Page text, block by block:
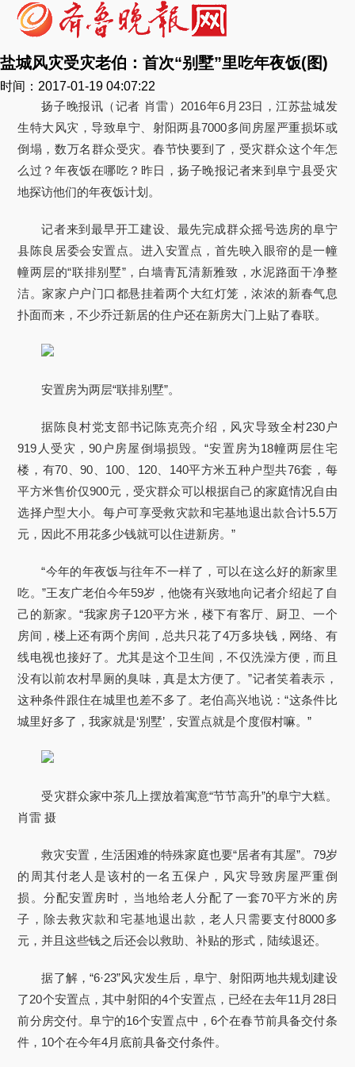
盐城风灾受灾老伯：首次“别墅”里吃年夜饭(图)
时间：2017-01-19 04:07:22
扬子晚报讯（记者 肖雷）2016年6月23日，江苏盐城发
生特大风灾，导致阜宁、射阳两县7000多间房屋严重损坏或
倒塌，数万名群众受灾。春节快要到了，受灾群众这个年怎
么过？年夜饭在哪吃？昨日，扬子晚报记者来到阜宁县受灾
地探访他们的年夜饭计划。
记者来到最早开工建设、最先完成群众摇号选房的阜宁
县陈良居委会安置点。进入安置点，首先映入眼帘的是一幢
幢两层的“联排别墅”，白墙青瓦清新雅致，水泥路面干净整
洁。家家户户门口都悬挂着两个大红灯笼，浓浓的新春气息
扑面而来，不少乔迁新居的住户还在新房大门上贴了春联。
安置房为两层“联排别墅”。
据陈良村党支部书记陈克亮介绍，风灾导致全村230户
919人受灾，90户房屋倒塌损毁。“安置房为18幢两层住宅
楼，有70、90、100、120、140平方米五种户型共76套，每
平方米售价仅900元，受灾群众可以根据自己的家庭情况自由
选择户型大小。每户可享受救灾款和宅基地退出款合计5.5万
元，因此不用花多少钱就可以住进新房。”
“今年的年夜饭与往年不一样了，可以在这么好的新家里
吃。”王友广老伯今年59岁，他饶有兴致地向记者介绍起了自
己的新家。“我家房子120平方米，楼下有客厅、厨卫、一个
房间，楼上还有两个房间，总共只花了4万多块钱，网络、有
线电视也接好了。尤其是这个卫生间，不仅洗澡方便，而且
没有以前农村旱厕的臭味，真是太方便了。”记者笑着表示，
这种条件跟住在城里也差不多了。老伯高兴地说：“这条件比
城里好多了，我家就是‘别墅’，安置点就是个度假村嘛。”
受灾群众家中茶几上摆放着寓意“节节高升”的阜宁大糕。
肖雷 摄
救灾安置，生活困难的特殊家庭也要“居者有其屋”。79岁
的周其付老人是该村的一名五保户，风灾导致房屋严重倒
损。分配安置房时，当地给老人分配了一套70平方米的房
子，除去救灾款和宅基地退出款，老人只需要支付8000多
元，并且这些钱之后还会以救助、补贴的形式，陆续退还。
据了解，“6·23”风灾发生后，阜宁、射阳两地共规划建设
了20个安置点，其中射阳的4个安置点，已经在去年11月28日
前分房交付。阜宁的16个安置点中，6个在春节前具备交付条
件，10个在今年4月底前具备交付条件。